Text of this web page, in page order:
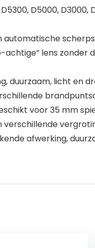
D5000, D3000,
lens zonder
duurzaam, licht en
voor 35 mm
afwerking,